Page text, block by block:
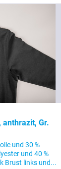
anthrazit, Gr.
und 30 %
und 40 %
Brust links und...